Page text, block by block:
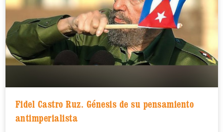
Fidel Castro Ruz. Génesis de su pensamiento
antimperialista